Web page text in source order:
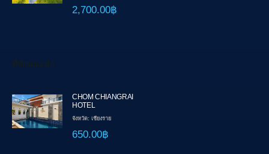
2,700.00฿
ที่พักแนะนำ
CHOM CHIANGRAI
HOTEL
จังหวัด: เชียงราย
650.00฿